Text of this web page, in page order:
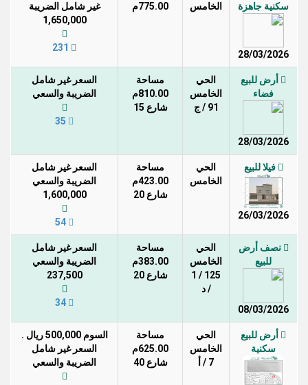
سكنية جاهزة
28/03/2026
الخامس
775.00م
غير شامل الضريبة
1,650,000
أرض للبيع
فضاء
28/03/2026
الحي
الخامس
91 / ج
مساحة
810.00م
شارع 15
السعر غير شامل
الضريبة والسعي
فيلا للبيع
26/03/2026
الحي
الخامس
مساحة
423.00م
شارع 20
السعر غير شامل
الضريبة والسعي
1,600,000
نصف أرض
للبيع
08/03/2026
الحي
الخامس
125 / 1
/ د
مساحة
383.00م
شارع 20
السعر غير شامل
الضريبة والسعي
237,500
أرض للبيع
سكنية
الحي
الخامس
7 / أ
مساحة
625.00م
شارع 40
السوم 500,000 ريال .
السعر غير شامل
الضريبة والسعي